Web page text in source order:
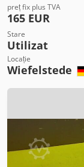
preț fix plus TVA
165 EUR
Stare
Utilizat
Locație
Wiefelstede